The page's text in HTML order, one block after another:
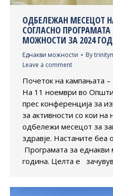
ОДБЕЛЕЖАН МЕСЕЦОТ
СОГЛАСНО
МОЖНОСТИ ЗА 2024
Еднакви можности By
Leave a comment
Почеток на кампањата
На 11 ноември во
прес конференција за
за активности со кои
одбележи месецот за
здравје. Настаните беа
Програмата за
година. Целта е